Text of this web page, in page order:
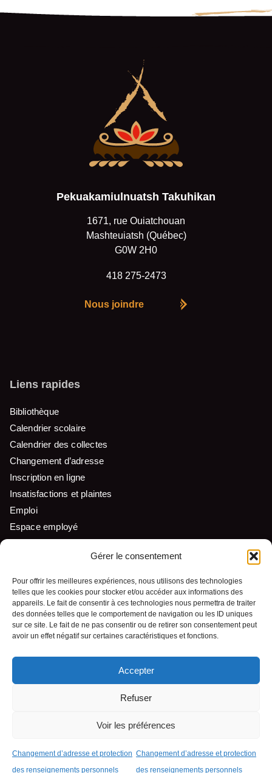
Gérer le consentement
Pour offrir les meilleures expériences, nous utilisons des technologies
telles que les cookies pour stocker et/ou accéder aux informations des
appareils. Le fait de consentir à ces technologies nous permettra de traiter
des données telles que le comportement de navigation ou les ID uniques
sur ce site. Le fait de ne pas consentir ou de retirer son consentement peut
avoir un effet négatif sur certaines caractéristiques et fonctions.
Accepter
Refuser
Voir les préférences
Changement d’adresse et protection
des renseignements personnels
Changement d’adresse et protection
des renseignements personnels
Pekuakamiulnuatsh Takuhikan
1671, rue Ouiatchouan
Mashteuiatsh (Québec)
G0W 2H0
418 275-2473
Nous joindre
Liens rapides
Bibliothèque
Calendrier scolaire
Calendrier des collectes
Changement d’adresse
Inscription en ligne
Insatisfactions et plaintes
Emploi
Espace employé
Nous suivre
© Tous droits réservés - Pekuakamiulnuatsh Takuhikan